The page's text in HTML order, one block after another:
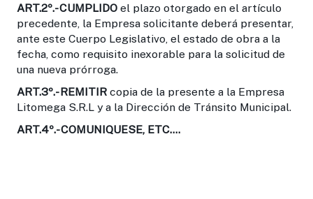
ART.2º.- CUMPLIDO el plazo otorgado en el artículo
precedente, la Empresa solicitante deberá presentar,
ante este Cuerpo Legislativo, el estado de obra a la
fecha, como requisito inexorable para la solicitud de
una nueva prórroga.
ART.3º.- REMITIR copia de la presente a la Empresa
Litomega S.R.L y a la Dirección de Tránsito Municipal.
ART.4º.-COMUNIQUESE, ETC….